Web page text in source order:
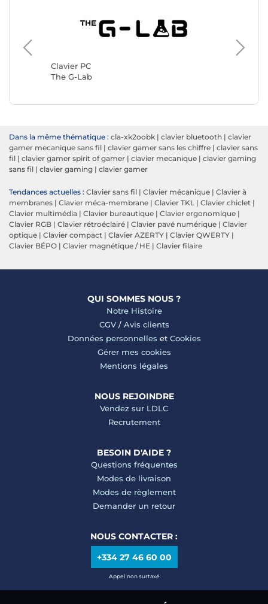
Clavier PC
The G-Lab
Clavier
Dans la même thématique : cla-xk2oobk | clavier bluetooth | clavier
gamer mecanique sans fil | clavier gamer sans les chiffre | clavier sans
fil | clavier gamer spirit of gamer | clavier mecanique | clavier gaming
sans fil | clavier gaming | clavier gamer
Tendances actuelles : Clavier sans fil | Clavier mécanique | Clavier à
membranes | Clavier méca-membrane | Clavier TKL | Clavier chiclet |
Clavier multimédia | Clavier bureautique | Clavier ergonomique |
Clavier RGB | Clavier rétroéclairé | Clavier pavé numérique | Clavier
optique | Clavier compact | Clavier AZERTY | Clavier QWERTY |
Clavier BÉPO | Clavier magnétique / HE | Clavier filaire
QUI SOMMES NOUS ?
Notre Histoire
CGV/ Avis clients
Données personnelles et Cookies
Gérer mes cookies
Mentions légales
NOUS REJOINDRE
Vendez sur LDLC
Recrutement
BESOIN D'AIDE ?
Questions fréquentes
Modes de livraison
Modes de règlement
Demander un retour
NOUS CONTACTER :
+334 27 46 60 00
Appel non surtaxé